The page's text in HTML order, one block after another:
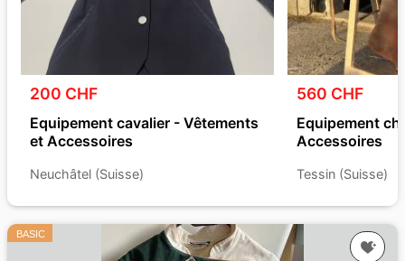
200 CHF
Equipement cavalier - Vêtements
et Accessoires
Neuchâtel (Suisse)
560 CHF
Equipement
Accessoires
Tessin (Suisse)
BASIC